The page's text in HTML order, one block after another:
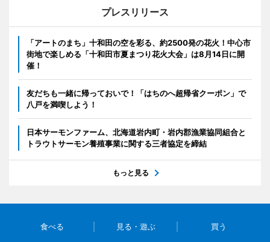
プレスリリース
「アートのまち」十和田の空を彩る、約2500発の花火！中心市
街地で楽しめる「十和田市夏まつり花火大会」は8月14日に開
催！
友だちも一緒に帰っておいで！「はちのへ超帰省クーポン」で
八戸を満喫しよう！
日本サーモンファーム、北海道岩内町・岩内郡漁業協同組合と
トラウトサーモン養殖事業に関する三者協定を締結
もっと見る
食べる 見る・遊ぶ 買う